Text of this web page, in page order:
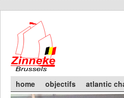
Main menu
home objectifs atlantic